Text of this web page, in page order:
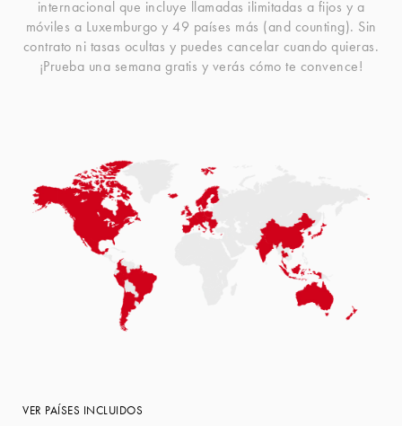
internacional que incluye llamadas ilimitadas a fijos y a
móviles a Luxemburgo y 49 países más (and counting). Sin
contrato ni tasas ocultas y puedes cancelar cuando quieras.
¡Prueba una semana gratis y verás cómo te convence!
VER PAÍSES INCLUIDOS